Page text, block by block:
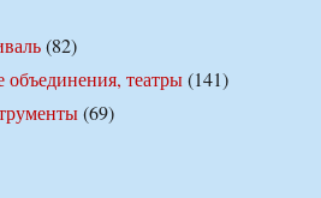
(82)
объединения, театры(141)
(69)